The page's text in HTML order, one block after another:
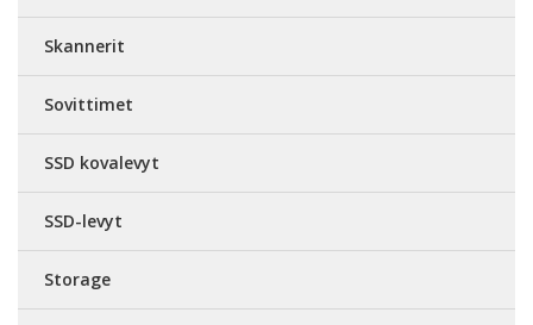
Skannerit
Sovittimet
SSD kovalevyt
SSD-levyt
Storage